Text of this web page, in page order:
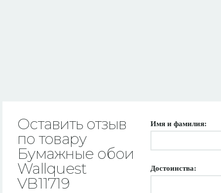
Оставить отзыв
по товару
Бумажные обои
Wallquest
VB11719
Имя и фамилия:
Достоинства: